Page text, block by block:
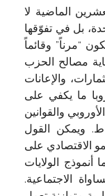
الماضية لا
بل في تفوّقها
“مرناً” وقائماً
مصالح الحزب
والإعانات
ما يكفي على
والقوانين
ويمكن القول
الاقتصادي على
أنموذج الولايات
الاجتماعية.